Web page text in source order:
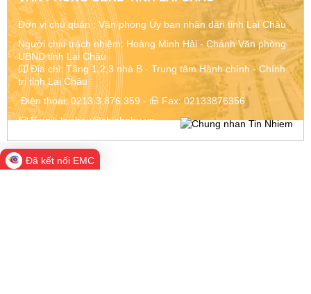
Đơn vị chủ quản :Văn phòng Ủy ban nhân dân tỉnh Lai Châu
Người chịu trách nhiệm: Hoàng Minh Hải - Chánh Văn phòng
UBND tỉnh Lai Châu
Địa chỉ: Tầng 1,2,3 nhà B - Trung tâm Hành chính - Chính
trị tỉnh Lai Châu
Điện thoại:0213.3.876.359 - Fax: 02133876356
Email:laichau@chinhphu.vn
Đã kết nối EMC